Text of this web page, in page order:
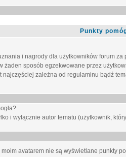
Punkty
i nagrody dla użytkowników forum
żaden sposób egzekwowane przez
najczęściej zależna od regulaminu bądź
i wyłącznie autor tematu (użytkownik,
avatarem nie są wyświetlane punkty